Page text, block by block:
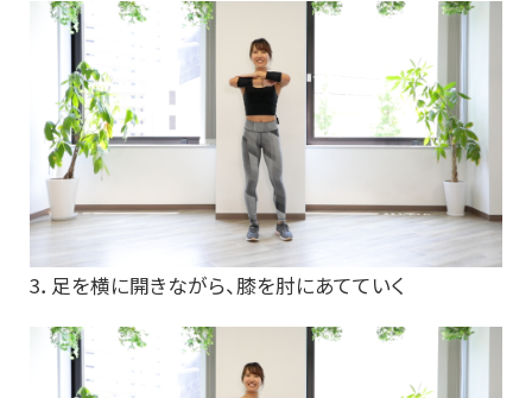
3．足を横に開きながら、膝を肘にあてていく